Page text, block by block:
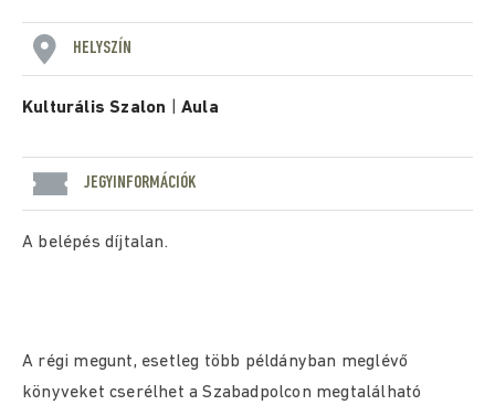
HELYSZÍN
Kulturális Szalon |Aula
JEGYINFORMÁCIÓK
A belépés díjtalan.
A régi megunt, esetleg több példányban meglévő
könyveket cserélhet a Szabadpolcon megtalálható